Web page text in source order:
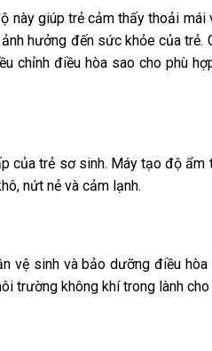
này giúp trẻ cảm thấy thoải mái
hưởng đến sức khỏe của trẻ.
chỉnh điều hòa sao cho phù
của trẻ sơ sinh. Máy tạo độ ẩm
nứt nẻ và cảm lạnh.
vệ sinh và bảo dưỡng điều hòa
trường không khí trong lành